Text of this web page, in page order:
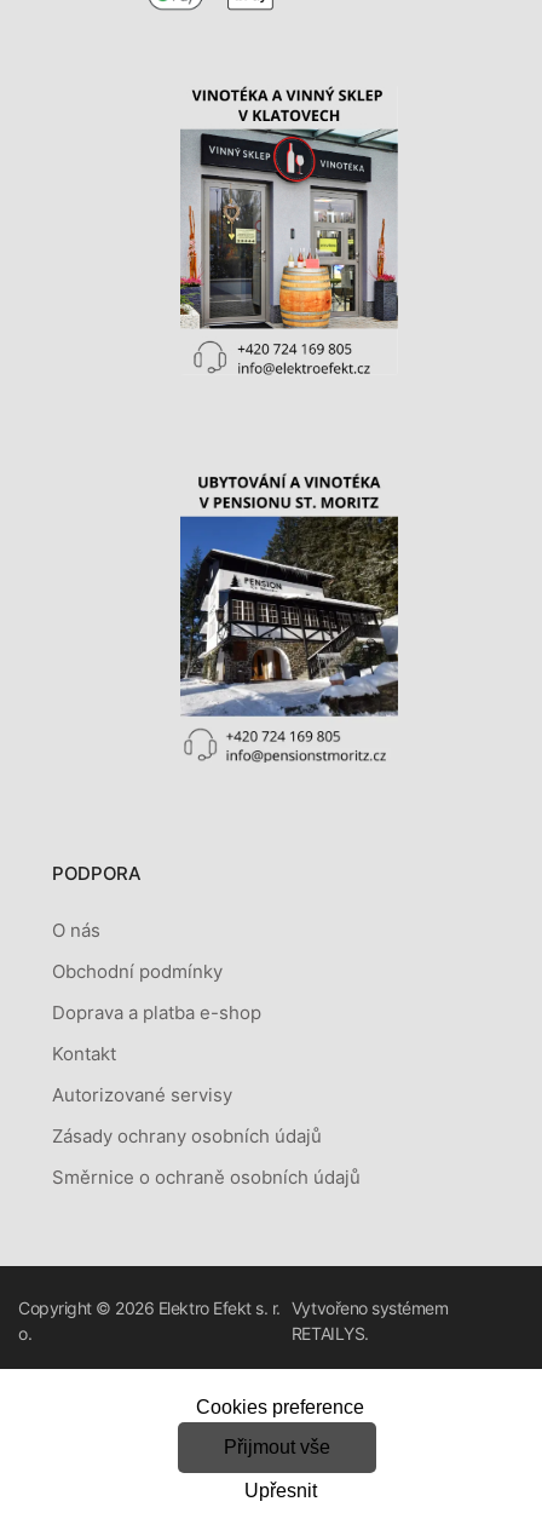
PODPORA
O nás
Obchodní podmínky
Doprava a platba e-shop
Kontakt
Autorizované servisy
Zásady ochrany osobních údajů
Směrnice o ochraně osobních údajů
Copyright © 2026 Elektro Efekt s. r.
o.
Vytvořeno systémem
RETAILYS.
Cookies preference
Přijmout vše
Upřesnit